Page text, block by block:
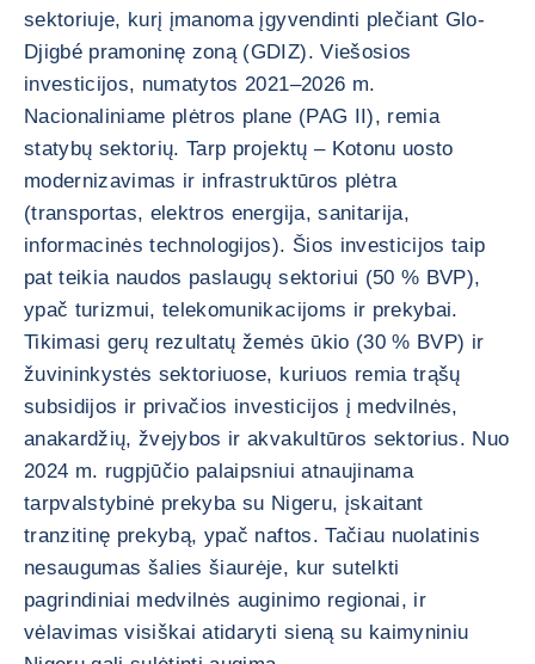
sektoriuje, kurį įmanoma įgyvendinti plečiant Glo-
Djigbé pramoninę zoną (GDIZ). Viešosios
investicijos, numatytos 2021–2026 m.
Nacionaliniame plėtros plane (PAG II), remia
statybų sektorių. Tarp projektų – Kotonu uosto
modernizavimas ir infrastruktūros plėtra
(transportas, elektros energija, sanitarija,
informacinės technologijos). Šios investicijos taip
pat teikia naudos paslaugų sektoriui (50 % BVP),
ypač turizmui, telekomunikacijoms ir prekybai.
Tikimasi gerų rezultatų žemės ūkio (30 % BVP) ir
žuvininkystės sektoriuose, kuriuos remia trąšų
subsidijos ir privačios investicijos į medvilnės,
anakardžių, žvejybos ir akvakultūros sektorius. Nuo
2024 m. rugpjūčio palaipsniui atnaujinama
tarpvalstybinė prekyba su Nigeru, įskaitant
tranzitinę prekybą, ypač naftos. Tačiau nuolatinis
nesaugumas šalies šiaurėje, kur sutelkti
pagrindiniai medvilnės auginimo regionai, ir
vėlavimas visiškai atidaryti sieną su kaimyniniu